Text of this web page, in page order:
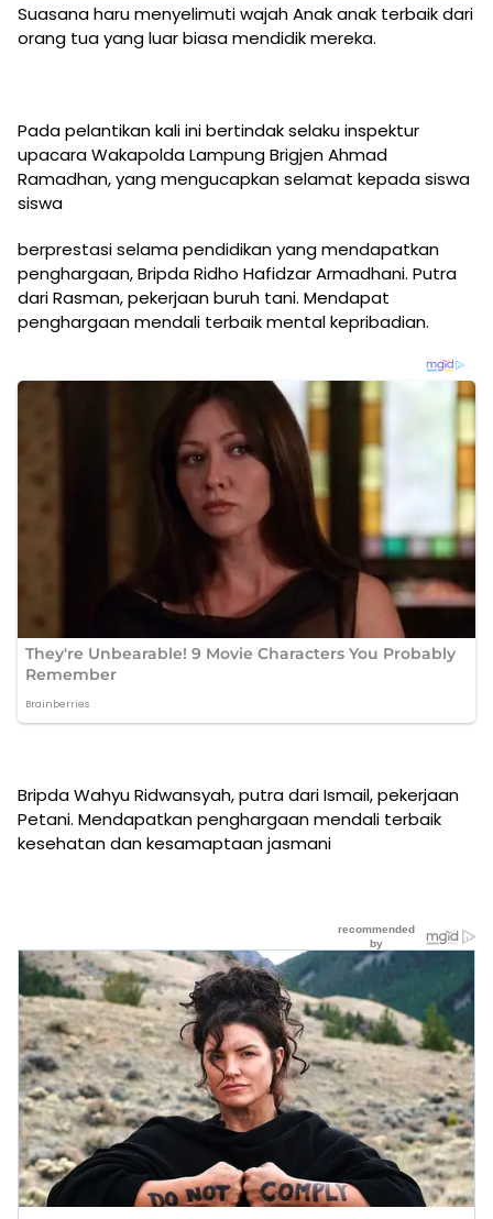
Suasana haru menyelimuti wajah Anak anak terbaik dari
orang tua yang luar biasa mendidik mereka.
Pada pelantikan kali ini bertindak selaku inspektur
upacara Wakapolda Lampung Brigjen Ahmad
Ramadhan, yang mengucapkan selamat kepada siswa
siswa
berprestasi selama pendidikan yang mendapatkan
penghargaan, Bripda Ridho Hafidzar Armadhani. Putra
dari Rasman, pekerjaan buruh tani. Mendapat
penghargaan mendali terbaik mental kepribadian.
Bripda Wahyu Ridwansyah, putra dari Ismail, pekerjaan
Petani. Mendapatkan penghargaan mendali terbaik
kesehatan dan kesamaptaan jasmani